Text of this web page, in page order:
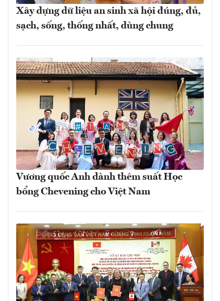
Xây dựng dữ liệu an sinh xã hội đúng, đủ,
sạch, sống, thống nhất, dùng chung
Vương quốc Anh dành thêm suất Học
bổng Chevening cho Việt Nam